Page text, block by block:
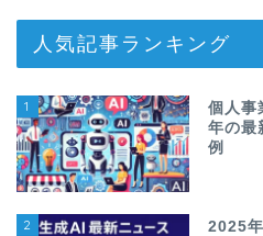
人気記事ランキング
1
個人事
年の最
例
2
2025